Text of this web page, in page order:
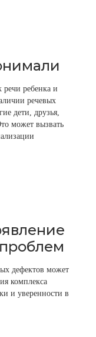
ребенка и
речевых
дети, друзья,
может вызвать
дефектов может
комплекса
и уверенности в